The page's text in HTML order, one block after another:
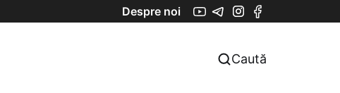
Despre noi
Caută